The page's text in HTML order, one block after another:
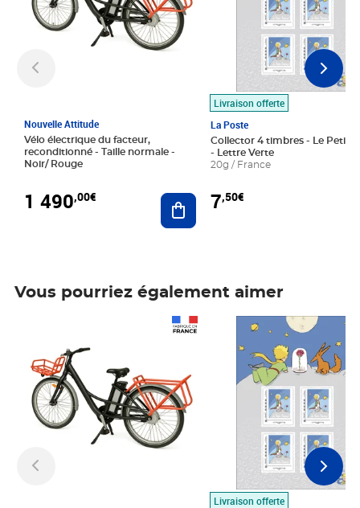
Nouvelle Attitude
Vélo électrique du facteur,
reconditionné - Taille normale -
Noir/ Rouge
1 490,00€ Ajouter au panier
Livraison offerte
La Poste
Collector 4 timbres - Le Petit
- Lettre Verte
20g / France
7,50€
Vous pourriez également aimer
Livraison offerte
Prix 7,50€